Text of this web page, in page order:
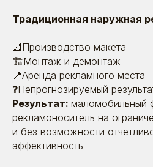
Традиционная наружная
📐Производство макета
🏗️Монтаж и демонтаж
📍Аренда рекламного места
❓Непрогнозируемый
Результат: маломобильный
рекламоноситель на
и без возможности
эффективность